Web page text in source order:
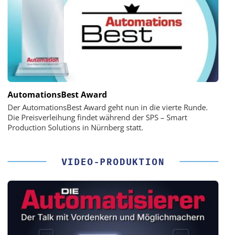
AutomationsBest Award
Der AutomationsBest Award geht nun in die vierte Runde.
Die Preisverleihung findet während der SPS – Smart
Production Solutions in Nürnberg statt.
VIDEO-PRODUKTION